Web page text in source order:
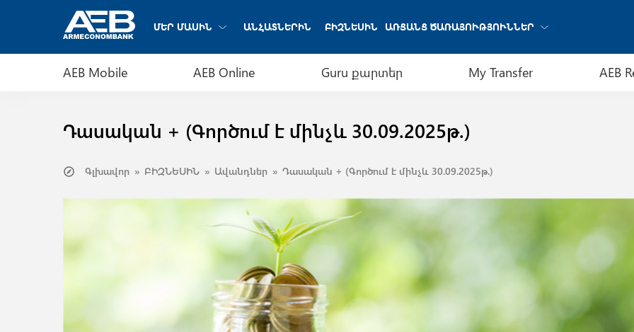
ՄԵՐ ՄԱՍԻՆ ԱՆՀԱՏՆԵՐԻՆ ԲԻԶՆԵՍԻՆ ԱՌՑԱՆՑ ԾԱՌԱՅՈՒԹՅՈՒՆՆԵՐ
AEB Mobile AEB Online Guru քարտեր My Transfer AEB
Դասական + (Գործում է մինչև 30.09.2025թ.)
Գլխավոր ԲԻԶՆԵՍԻՆ Ավանդներ Դասական + (Գործում է մինչև 30.09.2025թ.)